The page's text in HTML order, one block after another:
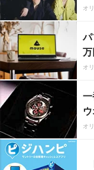
オ
万
オ
オ